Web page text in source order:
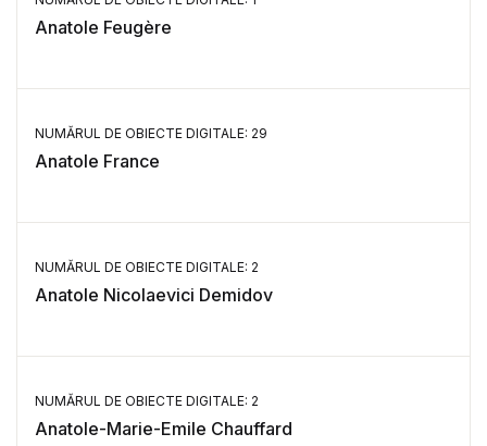
Anatole Feugère
NUMĂRUL DE OBIECTE DIGITALE: 29
Anatole France
NUMĂRUL DE OBIECTE DIGITALE: 2
Anatole Nicolaevici Demidov
NUMĂRUL DE OBIECTE DIGITALE: 2
Anatole-Marie-Emile Chauffard